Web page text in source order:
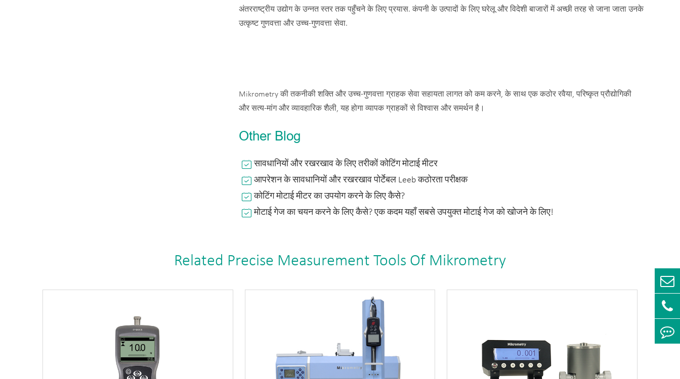
अंतरराष्ट्रीय उद्योग के उन्नत स्तर तक पहुँचने के लिए प्रयास. कंपनी के उत्पादों के लिए घरेलू और विदेशी बाजारों में अच्छी तरह से जाना जाता उनके
उत्कृष्ट गुणवत्ता और उच्च-गुणवत्ता सेवा.
Mikrometry की तकनीकी शक्ति और उच्च-गुणवत्ता ग्राहक सेवा सहायता लागत को कम करने, के साथ एक कठोर रवैया, परिष्कृत प्रौद्योगिकी
और सत्य-मांग और व्यावहारिक शैली, यह होगा व्यापक ग्राहकों से विश्वास और समर्थन है।
Other Blog
सावधानियों और रखरखाव के लिए तरीकों कोटिंग मोटाई मीटर
आपरेशन के सावधानियों और रखरखाव पोर्टेबल Leeb कठोरता परीक्षक
कोटिंग मोटाई मीटर का उपयोग करने के लिए कैसे?
मोटाई गेज का चयन करने के लिए कैसे? एक कदम यहाँ सबसे उपयुक्त मोटाई गेज को खोजने के लिए!
Related Precise Measurement Tools Of Mikrometry